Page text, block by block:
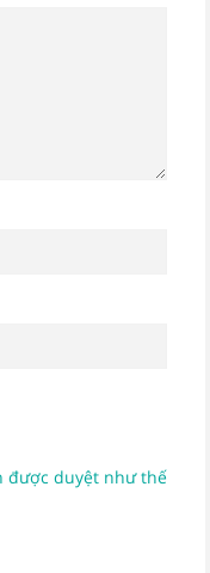
được duyệt như thế